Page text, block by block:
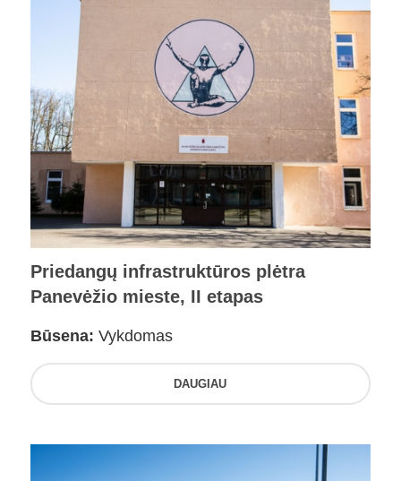
Priedangų infrastruktūros plėtra
Panevėžio mieste, II etapas
Būsena: Vykdomas
DAUGIAU